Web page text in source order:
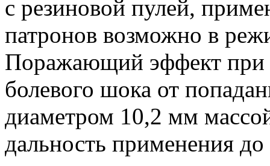
с резиновой пулей,
патронов возможно в
Поражающий эффект при
болевого шока от
диаметром 10,2 мм
дальность применения